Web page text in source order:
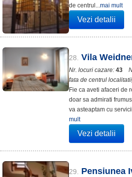
de centrul...mai mult
Vezi detalii
28. Vila
Nr. locuri cazare: 43
fata de centrul
Fie ca aveti afaceri de
doar sa admirati
va asteaptam cu
mult
Vezi detalii
29. Pensiunea